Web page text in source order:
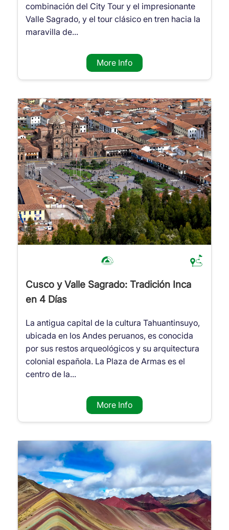
combinación del City Tour y el impresionante
Valle Sagrado, y el tour clásico en tren hacia la
maravilla de...
More Info
Cusco y Valle Sagrado: Tradición Inca
en 4 Días
La antigua capital de la cultura Tahuantinsuyo,
ubicada en los Andes peruanos, es conocida
por sus restos arqueológicos y su arquitectura
colonial española. La Plaza de Armas es el
centro de la...
More Info